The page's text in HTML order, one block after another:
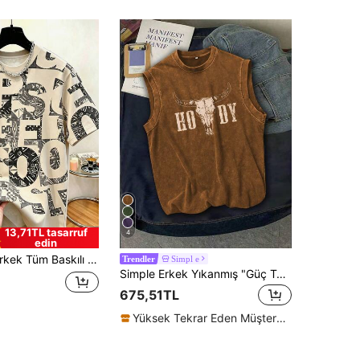
13,71TL tasarruf
edin
Büyük Harf Baskılı, Bisiklet Yaka Kısa Kollu, Hip-Hop Sokak Stili Günlük Siyah Üst
4
Trendler Simpl e
Simple Erkek Yıkanmış "Güç Totemi" Eskitilmiş Yuvarlak Yaka Atlet
675,51TL
Yüksek Tekrar Eden Müşteriler